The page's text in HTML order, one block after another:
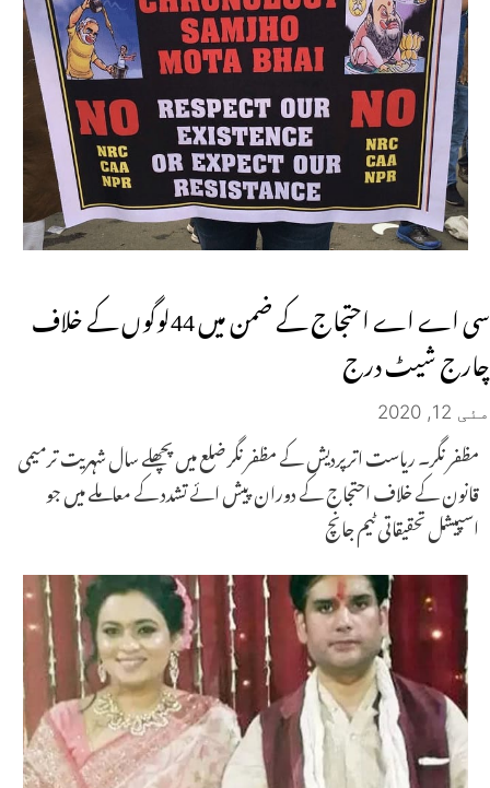
سی اے اے احتجاج کے ضمن میں 44لوگوں کے خلاف
چارج شیٹ درج
مئی 12, 2020
مظفر نگر۔ ریاست اترپردیش کے مظفر نگر ضلع میں پچھلے سال شہریت ترمیمی
قانون کے خلاف احتجاج کے دوران پیش ائے تشدد کے معاملے میں جو
اسپیشل تحقیقاتی ٹیم جانچ